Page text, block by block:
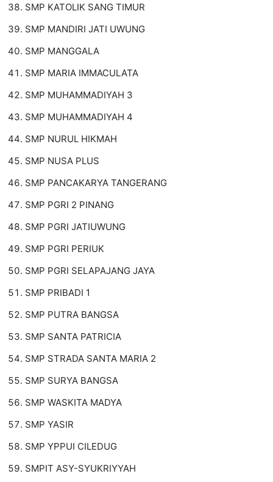
SMP KATOLIK SANG TIMUR
SMP MANDIRI JATI UWUNG
SMP MANGGALA
SMP MARIA IMMACULATA
SMP MUHAMMADIYAH 3
SMP MUHAMMADIYAH 4
SMP NURUL HIKMAH
SMP NUSA PLUS
SMP PANCAKARYA TANGERANG
SMP PGRI 2 PINANG
SMP PGRI JATIUWUNG
SMP PGRI PERIUK
SMP PGRI SELAPAJANG JAYA
SMP PRIBADI 1
SMP PUTRA BANGSA
SMP SANTA PATRICIA
SMP STRADA SANTA MARIA 2
SMP SURYA BANGSA
SMP WASKITA MADYA
SMP YASIR
SMP YPPUI CILEDUG
SMPIT ASY-SYUKRIYYAH